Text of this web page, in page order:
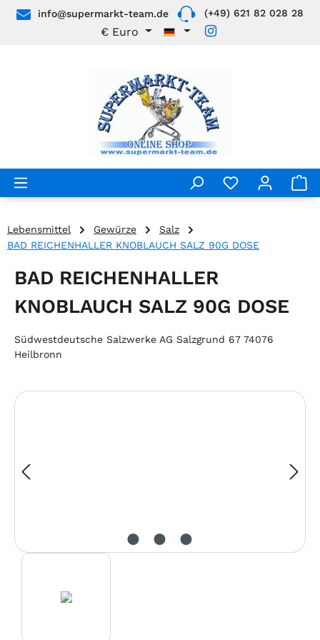
Zum Hauptinhalt springen
info@supermarkt-team.de (+49) 621 82 028 28
€ Euro
Lebensmittel Gewürze
Salz
BAD REICHENHALLER KNOBLAUCH SALZ 90G DOSE
BAD REICHENHALLER
KNOBLAUCH SALZ 90G DOSE
Südwestdeutsche Salzwerke AG Salzgrund 67 74076
Heilbronn
Bildergalerie überspringen